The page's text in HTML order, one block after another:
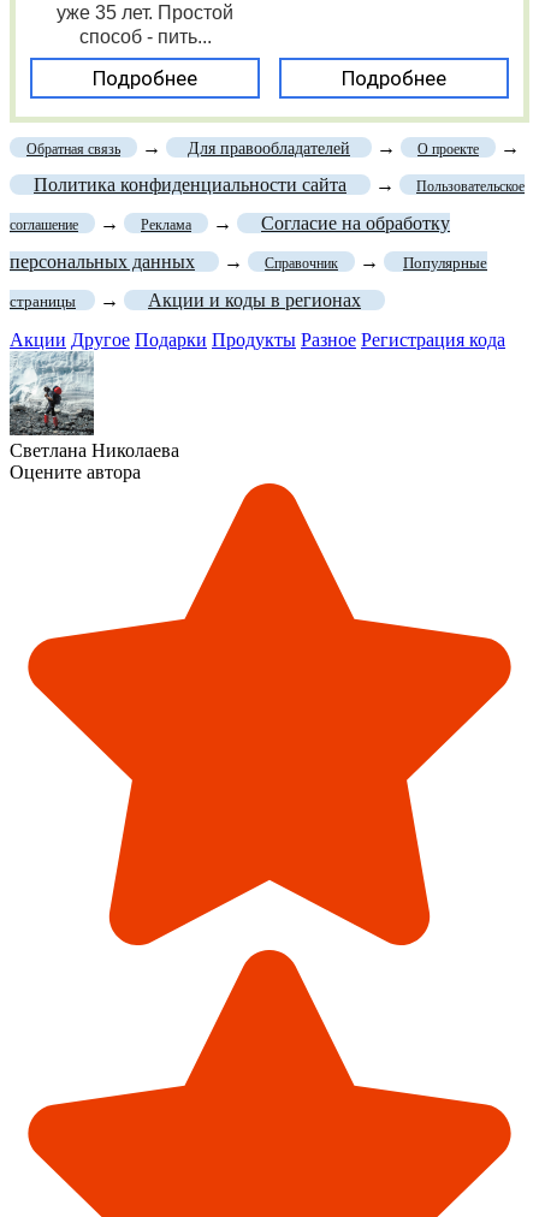
уже 35 лет. Простой
способ - пить...
Подробнее Подробнее
Обратная связь → Для правообладателей → О проекте
→
Политика конфиденциальности сайта
→ Пользовательское
соглашение → Реклама →
Согласие на обработку
персональных данных
→ Справочник → Популярные
страницы →
Акции и коды в регионах
Акции Другое Подарки Продукты Разное Регистрация кода
Светлана Николаева
Оцените автора